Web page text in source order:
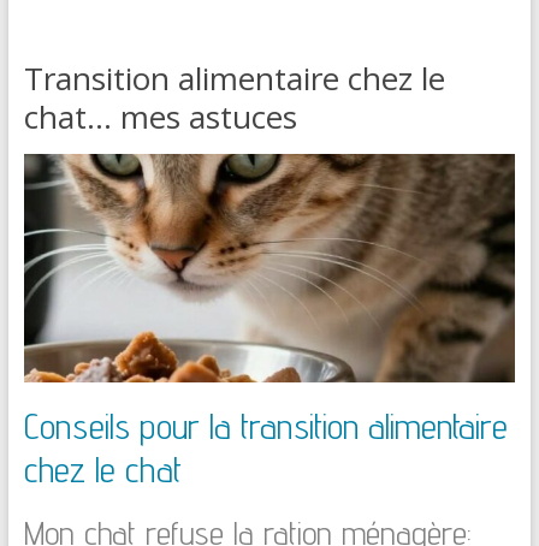
Transition alimentaire chez le
chat… mes astuces
Conseils pour la transition alimentaire
chez le chat
Mon chat refuse la ration ménagère: